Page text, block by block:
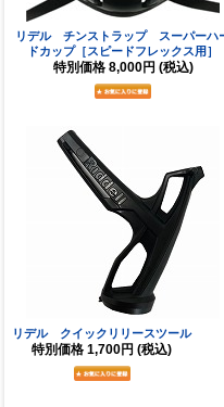
リデル チンストラップ スーパーハ
ドカップ［スピードフレックス用］
特別価格 8,000円 (税込)
リデル クイックリリースツール
特別価格 1,700円 (税込)